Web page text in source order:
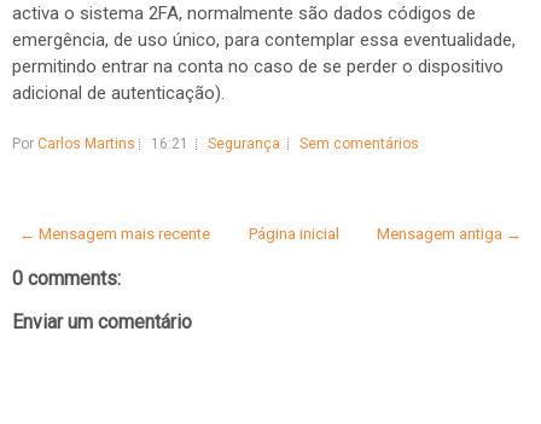
activa o sistema 2FA, normalmente são dados códigos de
emergência, de uso único, para contemplar essa eventualidade,
permitindo entrar na conta no caso de se perder o dispositivo
adicional de autenticação).
Por Carlos Martins 16:21 Segurança Sem comentários
← Mensagem mais recente Mensagem antiga →
Página inicial
0 comments:
Enviar um comentário